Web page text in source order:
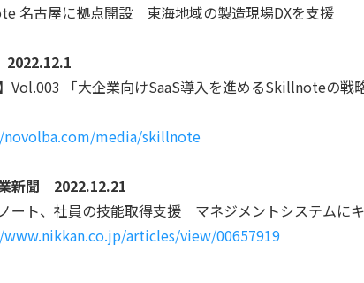
名古屋に拠点開設　東海地域の製造現場DXを支援
2022.12.1
】Vol.003 「大企業向けSaaS導入を進めるSkillnoteの
media/skillnote
新聞　2022.12.21
ート、社員の技能取得支援　マネジメントシステムに
articles/view/00657919